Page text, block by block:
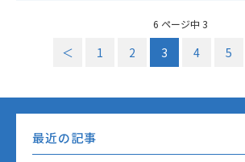
6 ページ中 3
＜ 1 2 3 4 5
最近の記事